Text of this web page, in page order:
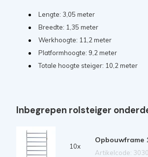
Lengte: 3,05 meter
Breedte: 1,35 meter
Werkhoogte: 11,2 meter
Platformhoogte: 9,2 meter
Totale hoogte steiger: 10,2 meter
Inbegrepen rolsteiger
10x
Opbouwframe
Artikelcode: